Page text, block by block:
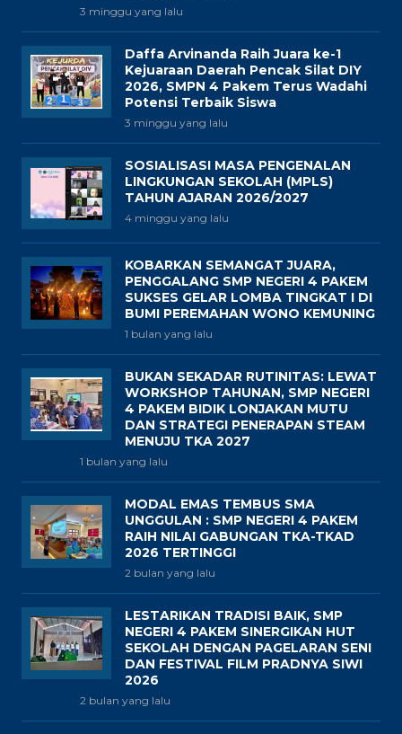
3 minggu yang lalu
Daffa Arvinanda Raih Juara ke-1
Kejuaraan Daerah Pencak Silat DIY
2026, SMPN 4 Pakem Terus Wadahi
Potensi Terbaik Siswa
3 minggu yang lalu
SOSIALISASI MASA PENGENALAN
LINGKUNGAN SEKOLAH (MPLS)
TAHUN AJARAN 2026/2027
4 minggu yang lalu
KOBARKAN SEMANGAT JUARA,
PENGGALANG SMP NEGERI 4 PAKEM
SUKSES GELAR LOMBA TINGKAT I DI
BUMI PEREMAHAN WONO KEMUNING
1 bulan yang lalu
BUKAN SEKADAR RUTINITAS: LEWAT
WORKSHOP TAHUNAN, SMP NEGERI
4 PAKEM BIDIK LONJAKAN MUTU
DAN STRATEGI PENERAPAN STEAM
MENUJU TKA 2027
1 bulan yang lalu
MODAL EMAS TEMBUS SMA
UNGGULAN : SMP NEGERI 4 PAKEM
RAIH NILAI GABUNGAN TKA-TKAD
2026 TERTINGGI
2 bulan yang lalu
LESTARIKAN TRADISI BAIK, SMP
NEGERI 4 PAKEM SINERGIKAN HUT
SEKOLAH DENGAN PAGELARAN SENI
DAN FESTIVAL FILM PRADNYA SIWI
2026
2 bulan yang lalu